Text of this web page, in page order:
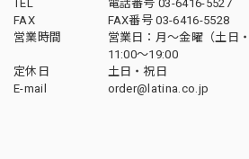
TEL
電話番号 03-6416-5527
FAX
FAX番号 03-6416-5528
営業時間
営業日：月〜金曜（土日
11:00〜19:00
定休日
土日・祝日
E-mail
order@latina.co.jp